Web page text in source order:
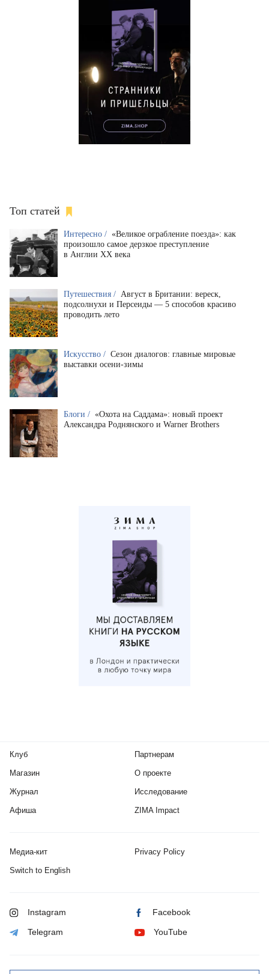
Топ статей
Интересно / «Великое ограбление поезда»: как
произошло самое дерзкое преступление
в Англии XX века
Путешествия / Август в Британии: вереск,
подсолнухи и Персеиды — 5 способов красиво
проводить лето
Искусство / Сезон диалогов: главные мировые
выставки осени-зимы
Блоги / «Охота на Саддама»: новый проект
Александра Роднянского и Warner Brothers
Клуб
Магазин
Журнал
Афиша
Партнерам
О проекте
Исследование
ZIMA Impact
Медиа-кит Privacy Policy
Switch to English
Instagram Facebook
Telegram YouTube